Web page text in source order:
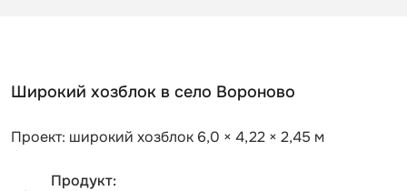
Широкий хозблок в село Вороново
Проект: широкий хозблок 6,0 × 4,22 × 2,45 м
Продукт